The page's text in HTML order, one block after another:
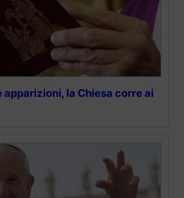
la Chiesa corre ai